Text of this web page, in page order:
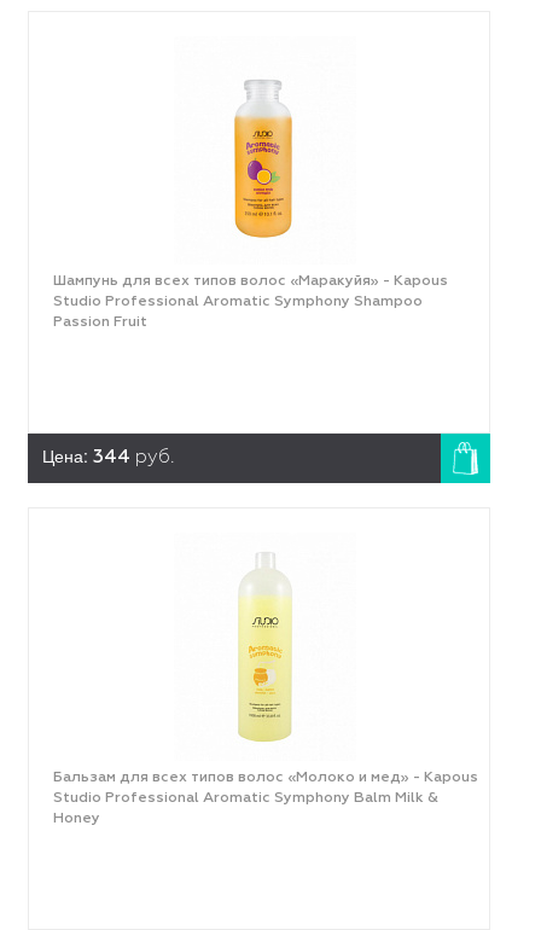
Шампунь для всех типов волос «Маракуйя» - Kapous
Studio Professional Aromatic Symphony Shampoo
Passion Fruit
Цена: 344 руб.
Бальзам для всех типов волос «Молоко и мед» - Kapous
Studio Professional Aromatic Symphony Balm Milk &
Honey